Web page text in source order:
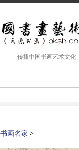
传播中国书画艺术文化
书画名家 >